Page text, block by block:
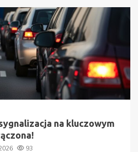
na kluczowym
93